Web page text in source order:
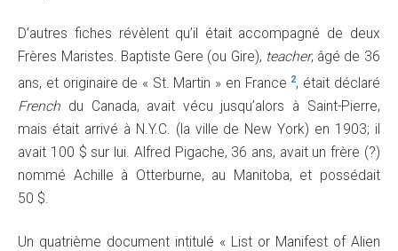
D’autres fiches révèlent qu’il était accompagné de deux
Frères Maristes. Baptiste Gere (ou Gire), teacher, âgé de 36
ans, et originaire de « St. Martin » en France 2, était déclaré
French du Canada, avait vécu jusqu’alors à Saint-Pierre,
mais était arrivé à N.Y.C. (la ville de New York) en 1903; il
avait 100 $ sur lui. Alfred Pigache, 36 ans, avait un frère (?)
nommé Achille à Otterburne, au Manitoba, et possédait
50 $.
Un quatrième document intitulé « List or Manifest of Alien